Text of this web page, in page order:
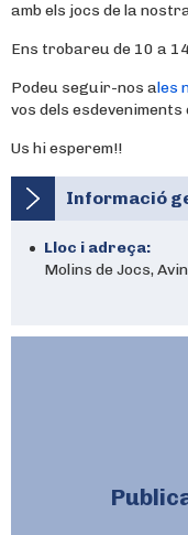
amb els jocs de la
Ens trobareu de 10 a
Podeu seguir-nos ales
vos dels
Us hi esperem!!
Informació
Lloc i adreça:
Molins de Jocs,